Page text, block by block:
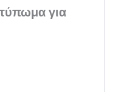
για